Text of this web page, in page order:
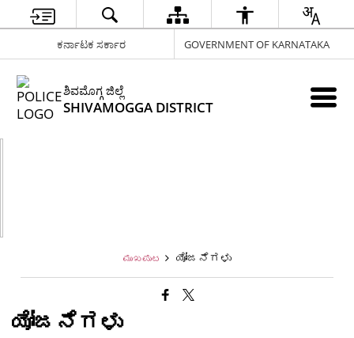
ಕರ್ನಾಟಕ ಸರ್ಕಾರ GOVERNMENT OF KARNATAKA
ಶಿವಮೊಗ್ಗ ಜಿಲ್ಲೆ
SHIVAMOGGA DISTRICT
ಮುಖಪುಟ ಯೋಜನೆಗಳು
ಯೋಜನೆಗಳು